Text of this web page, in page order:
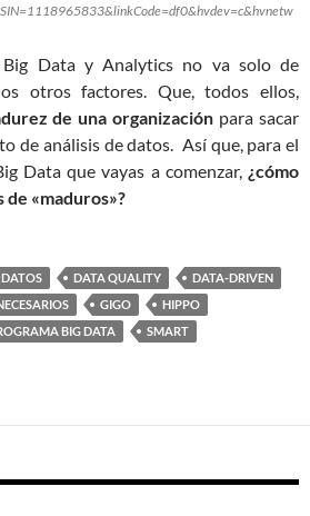
Data y Analytics no va solo de
otros factores. Que, todos ellos,
de una organización para sacar
de análisis de datos. Así que, para el
Data que vayas a comenzar, ¿cómo
«maduros»?
DATA QUALITY
DATA-DRIVEN
GIGO
HIPPO
BIG DATA
SMART